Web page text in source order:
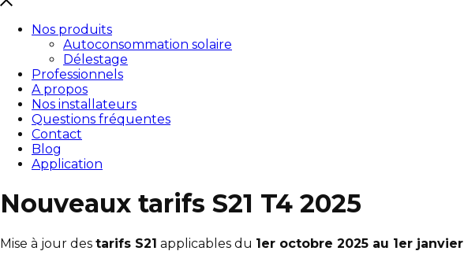
Nos produits
Autoconsommation solaire
Délestage
Professionnels
A propos
Nos installateurs
Questions fréquentes
Contact
Blog
Application
Nouveaux tarifs S21 T4 2025
Mise à jour des tarifs S21 applicables du 1er octobre 2025 au 1er